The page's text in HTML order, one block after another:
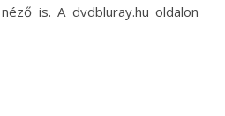
is. A dvdbluray.hu oldalon